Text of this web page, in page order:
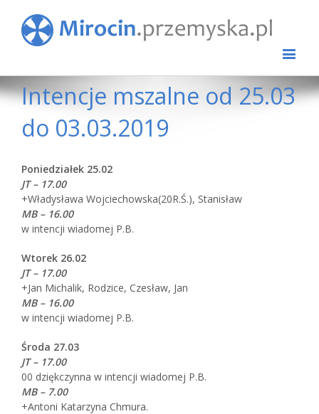
Intencje mszalne od 25.03
do 03.03.2019
Poniedziałek 25.02
JT – 17.00
+Władysława Wojciechowska(20R.Ś.), Stanisław
MB – 16.00
w intencji wiadomej P.B.
Wtorek 26.02
JT – 17.00
+Jan Michalik, Rodzice, Czesław, Jan
MB – 16.00
w intencji wiadomej P.B.
Środa 27.03
JT – 17.00
00 dziękczynna w intencji wiadomej P.B.
MB – 7.00
+Antoni Katarzyna Chmura.